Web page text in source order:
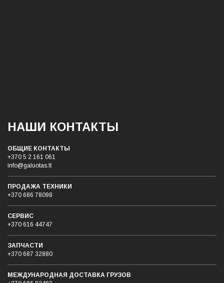
НАШИ КОНТАКТЫ
ОБЩИЕ КОНТАКТЫ
+370 5 2 161 061
info@galuotas.lt
ПРОДАЖА ТЕХНИКИ
+370 686 78098
СЕРВИС
+370 616 44747
ЗАПЧАСТИ
+370 687 32880
МЕЖДУНАРОДНАЯ ДОСТАВКА ГРУЗОB